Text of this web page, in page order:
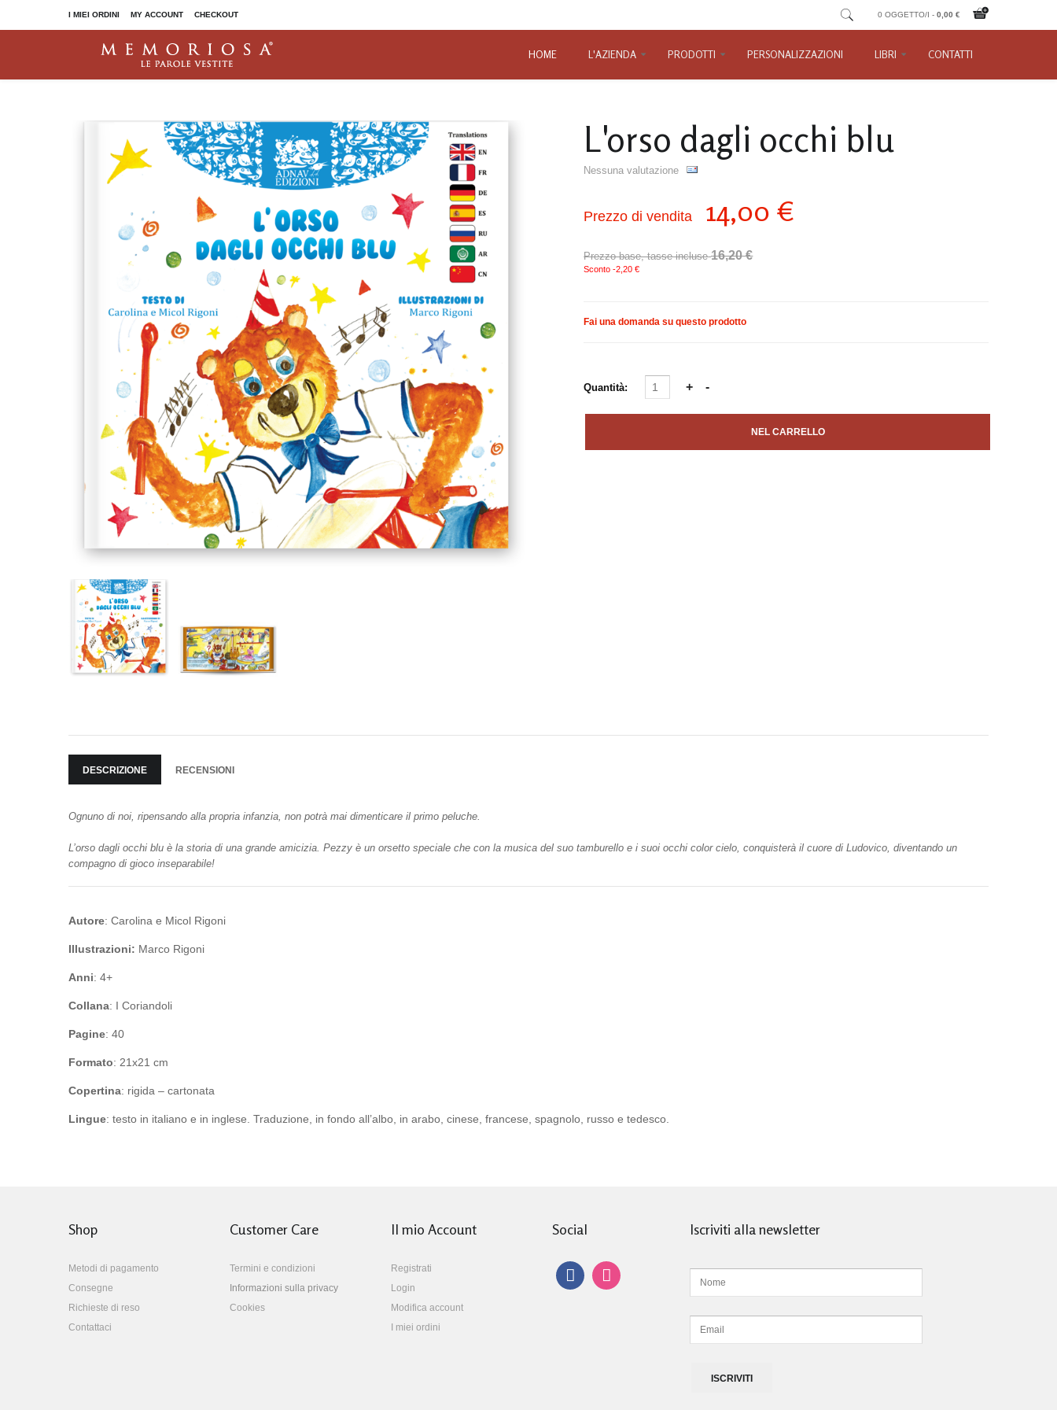
I MIEI ORDINI MY ACCOUNT CHECKOUT 0 OGGETTO/I - 0,00 €
HOME L'AZIENDA PRODOTTI
Dorado Old Collection
Quaderni
Cartelline
Panni microfibra
Valigette
Segnacalici
With compliments
PERSONALIZZAZIONI LIBRI CONTATTI
L'orso dagli occhi blu
Nessuna valutazione
Prezzo di vendita 14,00 €
Prezzo base, tasse incluse 16,20 €
Sconto -2,20 €
Fai una domanda su questo prodotto
Quantità:
DESCRIZIONE RECENSIONI
Ognuno di noi, ripensando alla propria infanzia, non potrà mai dimenticare il primo peluche.
L’orso dagli occhi blu è la storia di una grande amicizia. Pezzy è un orsetto speciale che con la musica del suo tamburello e i suoi occhi color cielo, conquisterà il cuore di Ludovico, diventando un
compagno di gioco inseparabile!
Autore: Carolina e Micol Rigoni
Illustrazioni: Marco Rigoni
Anni: 4+
Collana: I Coriandoli
Pagine: 40
Formato: 21x21 cm
Copertina: rigida – cartonata
Lingue: testo in italiano e in inglese. Traduzione, in fondo all’albo, in arabo, cinese, francese, spagnolo, russo e tedesco.
Shop
Metodi di pagamento
Consegne
Richieste di reso
Contattaci
Customer Care
Termini e condizioni
Informazioni sulla privacy
Cookies
Il mio Account
Registrati
Login
Modifica account
I miei ordini
Social Iscriviti alla newsletter